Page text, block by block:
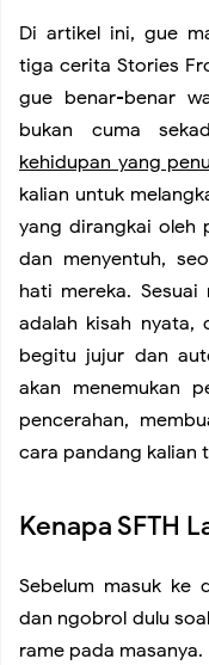
Makna
Imajinasi,
Kontrol
Di artikel ini, gue
tiga cerita Stories
gue benar-benar
bukan cuma
kehidupan yang
kalian untuk
yang dirangkai oleh
dan menyentuh,
hati mereka.
adalah kisah nyata,
begitu jujur dan
akan menemukan
pencerahan,
cara pandang kalian
Kenapa SFTH
Sebelum masuk ke
dan ngobrol dulu
rame pada masanya.